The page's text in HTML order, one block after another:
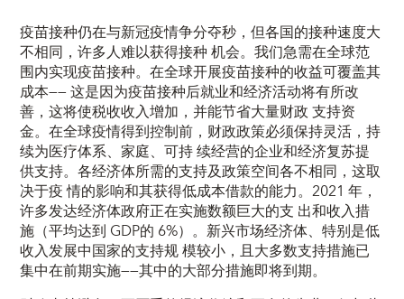
疫苗接种仍在与新冠疫情争分夺秒，但各国的接种速度大
不相同，许多人难以获得接种 机会。我们急需在全球范
围内实现疫苗接种。在全球开展疫苗接种的收益可覆盖其
成本—— 这是因为疫苗接种后就业和经济活动将有所改
善，这将使税收收入增加，并能节省大量财政 支持资
金。在全球疫情得到控制前，财政政策必须保持灵活，持
续为医疗体系、家庭、可持 续经营的企业和经济复苏提
供支持。各经济体所需的支持及政策空间各不相同，这取
决于疫 情的影响和其获得低成本借款的能力。2021 年，
许多发达经济体政府正在实施数额巨大的支 出和收入措
施（平均达到 GDP的 6%）。新兴市场经济体、特别是低
收入发展中国家的支持规 模较小，且大多数支持措施已
集中在前期实施——其中的大部分措施即将到期。